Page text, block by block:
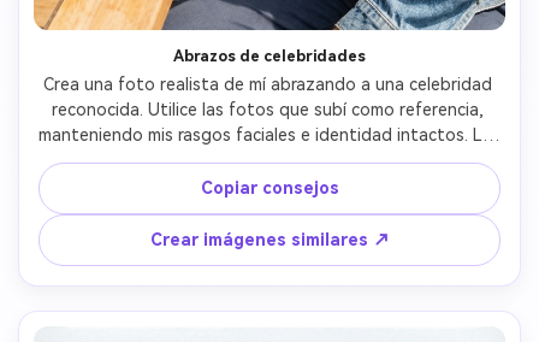
Abrazos de celebridades
Crea una foto realista de mí abrazando a una celebridad
reconocida. Utilice las fotos que subí como referencia,
manteniendo mis rasgos faciales e identidad intactos. Las
celebridades deben parecer fácilmente reconocibles pero
naturales. Los abrazos deben sentirse amigables y
relajantes, no escénicos o exagerados. Estilo fotográfico
realista bajo luz natural. Sin dibujos animados, sin
ilustraciones, sin distorsiones.
Copiar consejos
Crear imágenes similares ↗